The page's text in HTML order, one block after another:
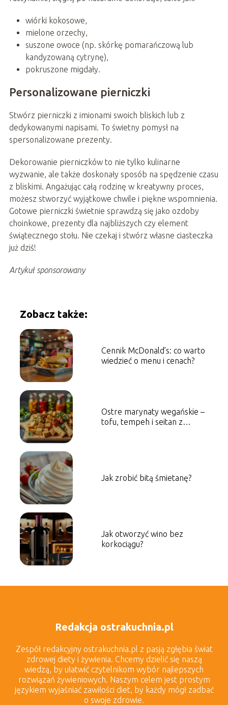
wiórki kokosowe,
mielone orzechy,
suszone owoce (np. skórkę pomarańczową lub
kandyzowaną cytrynę),
pokruszone migdały.
Personalizowane pierniczki
Stwórz pierniczki z imionami swoich bliskich lub z
dedykowanymi napisami. To świetny pomysł na
spersonalizowane prezenty.
Dekorowanie pierniczków to nie tylko kulinarne
wyzwanie, ale także doskonały sposób na spędzenie czasu
z bliskimi. Angażując całą rodzinę w kreatywny proces,
możesz stworzyć wyjątkowe chwile i piękne wspomnienia.
Gotowe pierniczki świetnie sprawdzą się jako ozdoby
choinkowe, prezenty dla najbliższych czy element
świątecznego stołu. Nie czekaj i stwórz własne ciasteczka
już dziś!
Artykuł sponsorowany
Zobacz także:
Cennik McDonald’s: co warto
wiedzieć o menu i cenach?
Ostre marynaty wegańskie –
tofu, tempeh i seitan z
Jak zrobić bitą śmietanę?
Jak otworzyć wino bez
korkociągu?
Redakcja ostrakuchnia.pl
Zespół redakcyjny ostrakuchnia.pl z pasją zgłębia świat
zdrowej diety i żywienia. Chcemy dzielić się naszą
wiedzą, by ułatwić czytelnikom wybór najlepszych
rozwiązań żywieniowych. Naszym celem jest prostym
językiem wyjaśniać zawiłości diet, by każdy mógł zadbać
o swoje zdrowie.